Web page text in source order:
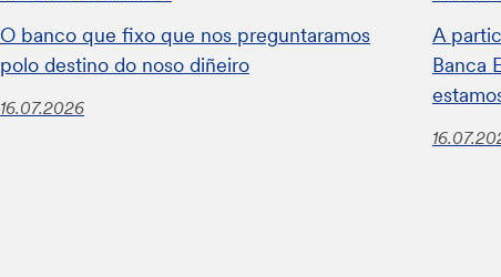
O banco que fixo que nos preguntaramos
polo destino do noso diñeiro
16.07.2026
A
Banca